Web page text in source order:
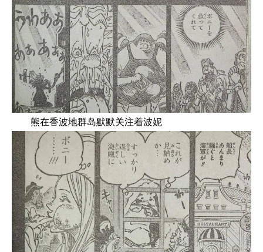
熊在香波地群岛默默关注着波妮